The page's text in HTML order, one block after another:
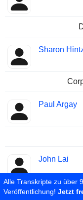
Sharon
Paul Argay
John Lai
Alle Transkripte zu über
Veröffentlichung! Jetzt